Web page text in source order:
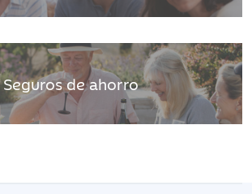
Seguros de ahorro